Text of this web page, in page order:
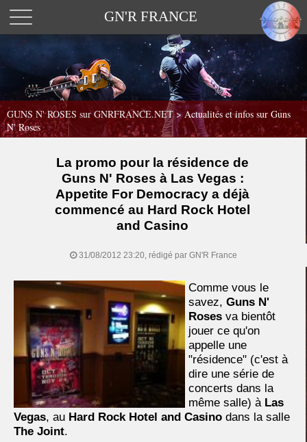
GN'R FRANCE
GUNS N' ROSES sur GNRFRANCE.NET>Actualités et infos sur Guns
N' Roses
La promo pour la résidence de
Guns N' Roses à Las Vegas :
Appetite For Democracy a déjà
commencé au Hard Rock Hotel
and Casino
31/08/2012 23:20, rédigé par GN'R France
Comme vous le
savez, Guns N'
Roses va bientôt
jouer ce qu'on
appelle une
"résidence" (c'est à
dire une série de
concerts dans la
même salle) à Las
Vegas, au Hard Rock Hotel and Casino dans la salle
The Joint.